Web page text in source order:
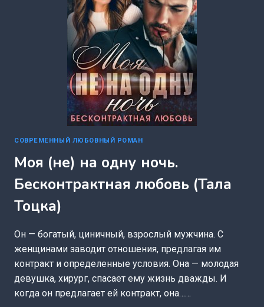
СОВРЕМЕННЫЙ ЛЮБОВНЫЙ РОМАН
Моя (не) на одну ночь.
Бесконтрактная любовь (Тала
Тоцка)
Он — богатый, циничный, взрослый мужчина. С
женщинами заводит отношения, предлагая им
контракт и определенные условия. Она — молодая
девушка, хирург, спасает ему жизнь дважды. И
когда он предлагает ей контракт, она……